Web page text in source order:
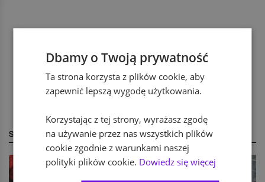
STREFA EKSPERTA
Dbamy o Twoją prywatność
Ta strona korzysta z plików cookie, aby
zapewnić lepszą wygodę użytkowania.
Korzystając z tej strony, wyrażasz zgodę
na używanie przez nas wszystkich plików
cookie zgodnie z warunkami naszej
polityki plików cookie. Dowiedz się więcej